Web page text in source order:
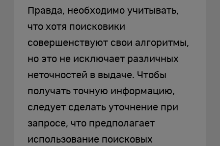
Правда, необходимо учитывать,
что хотя поисковики
совершенствуют свои алгоритмы,
но это не исключает различных
неточностей в выдаче. Чтобы
получать точную информацию,
следует сделать уточнение при
запросе, что предполагает
использование поисковых